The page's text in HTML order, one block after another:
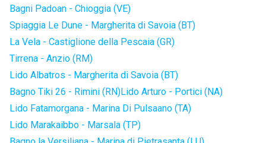
Bagni Padoan - Chioggia (VE)
Spiaggia Le Dune - Margherita di Savoia (BT)
La Vela - Castiglione della Pescaia (GR)
Tirrena - Anzio (RM)
Lido Albatros - Margherita di Savoia (BT)
Bagno Tiki 26 - Rimini (RN)Lido Arturo - Portici (NA)
Lido Fatamorgana - Marina Di Pulsaano (TA)
Lido Marakaibbo - Marsala (TP)